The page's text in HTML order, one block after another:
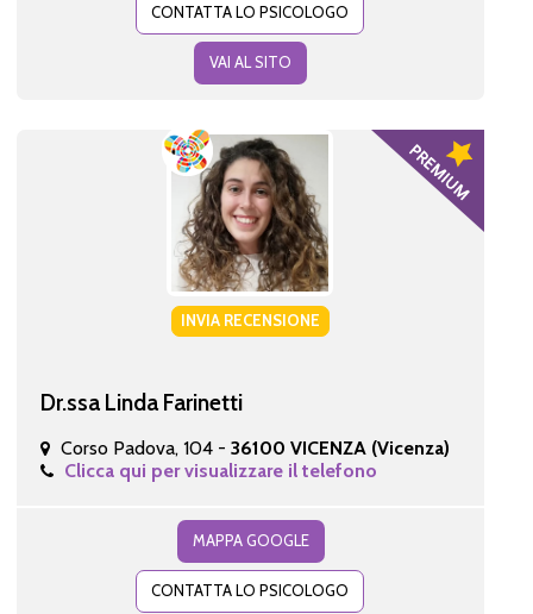
CONTATTA LO PSICOLOGO
VAI AL SITO
INVIA RECENSIONE
Dr.ssa Linda Farinetti
Corso Padova, 104 - 36100 VICENZA (Vicenza)
Clicca qui per visualizzare il telefono
MAPPA GOOGLE
CONTATTA LO PSICOLOGO